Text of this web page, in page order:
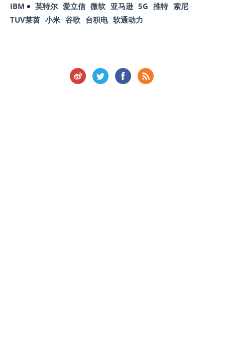
IBM
英特尔 爱立信 微软 亚马逊 5G 推特 索尼
TUV莱茵 小米 谷歌 台积电 软通动力